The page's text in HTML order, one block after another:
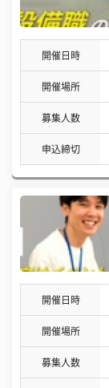
開催日時
開催場所
募集人数
申込締切
開催日時
開催場所
募集人数